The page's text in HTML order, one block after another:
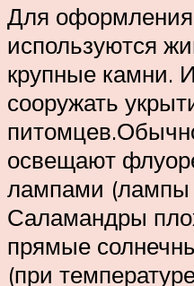
Для
используются
крупные камни.
сооружать
освещают
лампами (лампы
Саламандры
прямые
(при